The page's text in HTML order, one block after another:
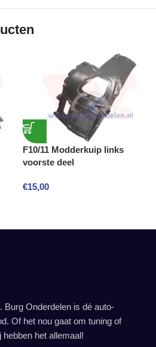
F10/11 Modderkuip links
voorste deel
€15,00
Burg Onderdelen is dé auto-
Of het nou gaat om tuning of
het allemaal!